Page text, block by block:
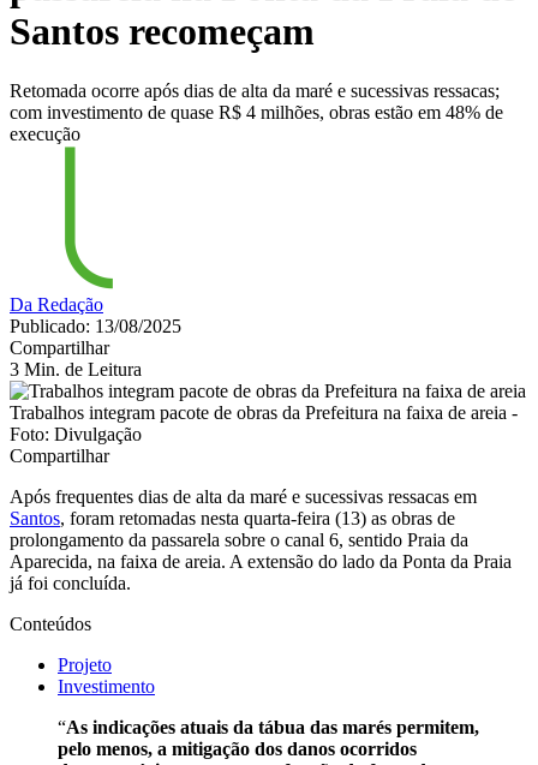
Santos recomeçam
Retomada ocorre após dias de alta da maré e sucessivas ressacas;
com investimento de quase R$ 4 milhões, obras estão em 48% de
execução
Da Redação
Publicado: 13/08/2025
Compartilhar
3 Min. de Leitura
Trabalhos integram pacote de obras da Prefeitura na faixa de areia -
Foto: Divulgação
Compartilhar
Após frequentes dias de alta da maré e sucessivas ressacas em
Santos, foram retomadas nesta quarta-feira (13) as obras de
prolongamento da passarela sobre o canal 6, sentido Praia da
Aparecida, na faixa de areia. A extensão do lado da Ponta da Praia
já foi concluída.
Conteúdos
Projeto
Investimento
“As indicações atuais da tábua das marés permitem,
pelo menos, a mitigação dos danos ocorridos